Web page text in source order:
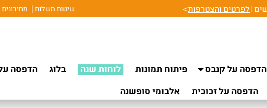
לפרטים והצטרפות> שיטות משלוח מחירונים
הדפסה על קנבס פיתוח תמונות לוחות שנה בלוג הדפסה
הדפסה על זכוכית אלבומי סופשנה